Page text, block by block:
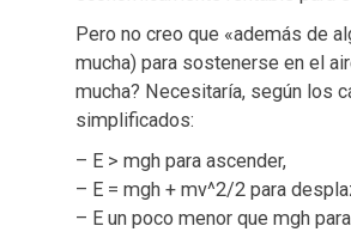
Pero no creo que «además de
mucha) para sostenerse en el
mucha? Necesitaría, según los
simplificados:
– E > mgh para ascender,
– E = mgh + mv^2/2 para
– E un poco menor que mgh